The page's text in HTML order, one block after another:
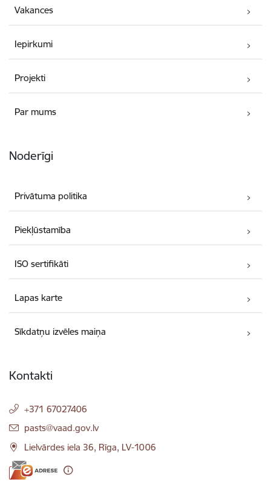
Vakances
Iepirkumi
Projekti
Par mums
Noderīgi
Privātuma politika
Piekļūstamība
ISO sertifikāti
Lapas karte
Sīkdatņu izvēles maiņa
Kontakti
+371 67027406
E-pasts:
pasts@vaad.gov.lv
Lielvārdes iela 36, Rīga, LV-1006